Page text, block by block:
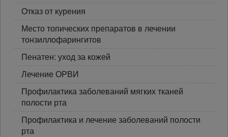
Отказ от курения
Место топических препаратов в лечении
тонзиллофарингитов
Пенатен: уход за кожей
Лечение ОРВИ
Профилактика заболеваний мягких тканей
полости рта
Профилактика и лечение заболеваний полости
рта